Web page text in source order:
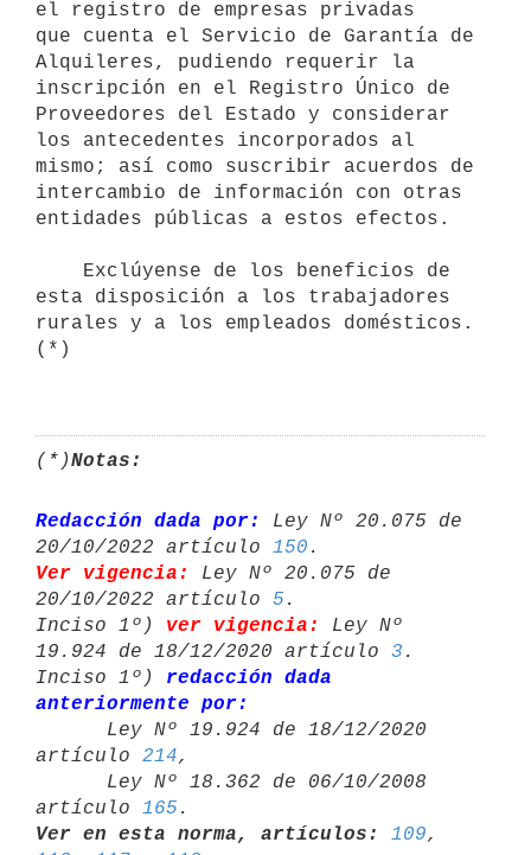
el registro de empresas privadas
que cuenta el Servicio de Garantía de
Alquileres, pudiendo requerir la
inscripción en el Registro Único de
Proveedores del Estado y considerar
los antecedentes incorporados al
mismo; así como suscribir acuerdos de
intercambio de información con otras
entidades públicas a estos efectos.
esta disposición a los trabajadores
rurales y a los empleados domésticos.
(*)
(*)Notas:
Redacción dada por:
Ley Nº 20.075 de
20/10/2022 artículo 150
Ver vigencia:
Ley Nº 20.075 de
20/10/2022 artículo 5 .
Inciso 1º) ver vigencia:
Ley Nº
19.924 de 18/12/2020 artículo 3 .
Inciso 1º) redacción dada
anteriormente por:
artículo 214,
artículo 165
Ver en esta norma, artículos:
109